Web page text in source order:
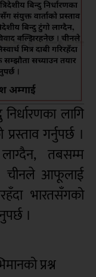
लागि
गर्नुपर्छ ।
तबसम्म
चीनले आफूलाई
भारतसँगको
।
प्रश्न